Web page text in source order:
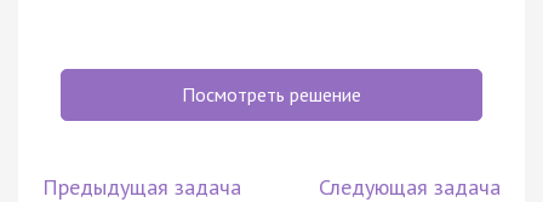
Посмотреть решение
Предыдущая задача Следующая задача